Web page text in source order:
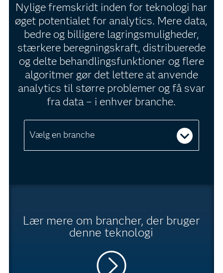
Nylige fremskridt inden for teknologi har
øget potentialet for analytics. Mere data,
bedre og billigere lagringsmuligheder,
stærkere beregningskraft, distribuerede
og delte behandlingsfunktioner og flere
algoritmer gør det lettere at anvende
analytics til større problemer og få svar
fra data – i enhver branche.
Vælg en branche
Lær mere om brancher, der bruger
denne teknologi